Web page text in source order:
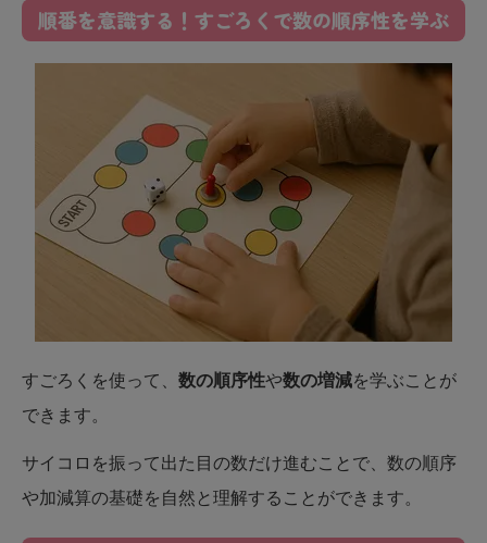
順番を意識する！すごろくで数の順序性を学ぶ
すごろくを使って、 数の順序性や数の増減を学ぶことが
できます。​
サイコロを振って出た目の数だけ進むことで、数の順序
や加減算の基礎を自然と理解することができます。​